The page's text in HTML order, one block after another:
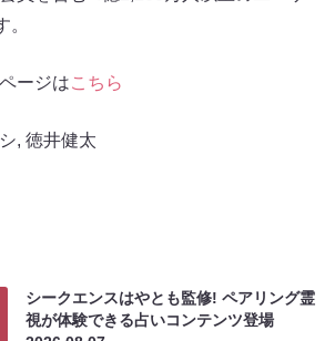
ージはこちら
, 徳井健太
シークエンスはやとも監修! ペアリング霊
視が体験できる占いコンテンツ登場